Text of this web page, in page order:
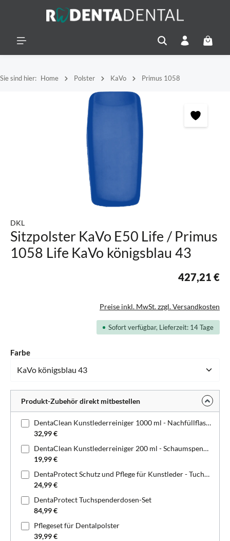
Sie sind hier: Home Polster KaVo Primus 1058
Bildergalerie überspringen
DKL
Sitzpolster KaVo E50 Life / Primus
1058 Life KaVo königsblau 43
427,21 €
Preise inkl. MwSt. zzgl. Versandkosten
Sofort verfügbar, Lieferzeit: 14 Tage
Farbeauswählen
Produkt-Zubehör direkt mitbestellen
DentaClean Kunstlederreiniger 1000 ml - Nachfüllflasche
32,99 €
DentaClean Kunstlederreiniger 200 ml - Schaumspenderflasche
19,99 €
DentaProtect Schutz und Pflege für Kunstleder - Tuchspenderdose
24,99 €
DentaProtect Tuchspenderdosen-Set
84,99 €
Pflegeset für Dentalpolster
39,99 €